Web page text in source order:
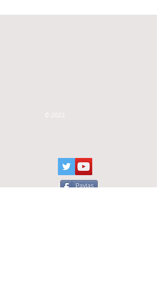
© 2023
Paylaş